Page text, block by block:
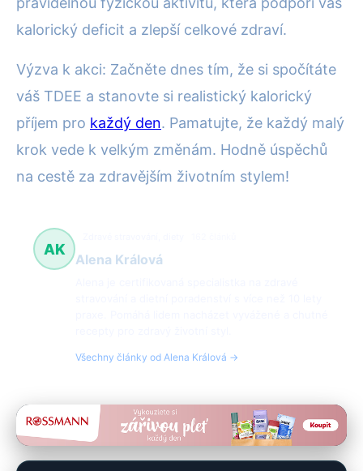
kalorický deficit a zlepší celkové zdraví.
Výzva k akci: Začněte dnes tím, že si spočítáte
váš TDEE a stanovte si realistický kalorický
příjem pro každý den. Pamatujte, že každý malý
krok vede k velkým změnám. Hodně úspěchů
na cestě za zdravějším životním stylem!
AK
Alena Králová
Všechny články od Alena Králová →